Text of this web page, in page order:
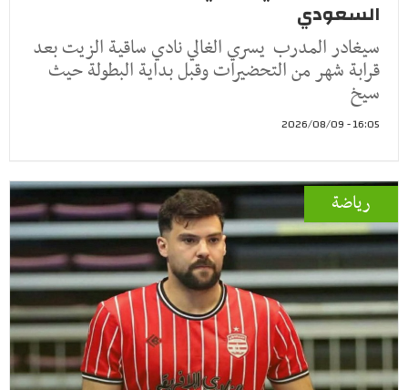
السعودي
سيغادر المدرب يسري الغالي نادي ساقية الزيت بعد
قرابة شهر من التحضيرات وقبل بداية البطولة حيث
سيخ
16:05 - 2026/08/09
رياضة